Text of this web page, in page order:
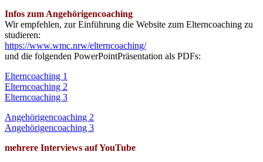
Infos zum Angehörigencoaching
Wir empfehlen, zur Einführung die Website zum Elterncoaching zu
studieren:
https://www.wmc.nrw/elterncoaching/
und die folgenden PowerPointPräsentation als PDFs:
Elterncoaching 1
Elterncoaching 2
Elterncoaching 3
Angehörigencoaching 2
Angehörigencoaching 3
mehrere Interviews auf YouTube